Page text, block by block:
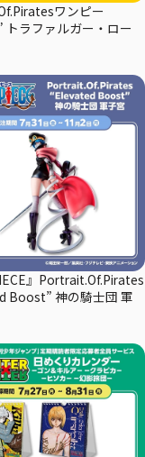
ワンピー
トラファルガー・ロー
』Portrait.Of.Pirates
Boost” 神の騎士団 軍